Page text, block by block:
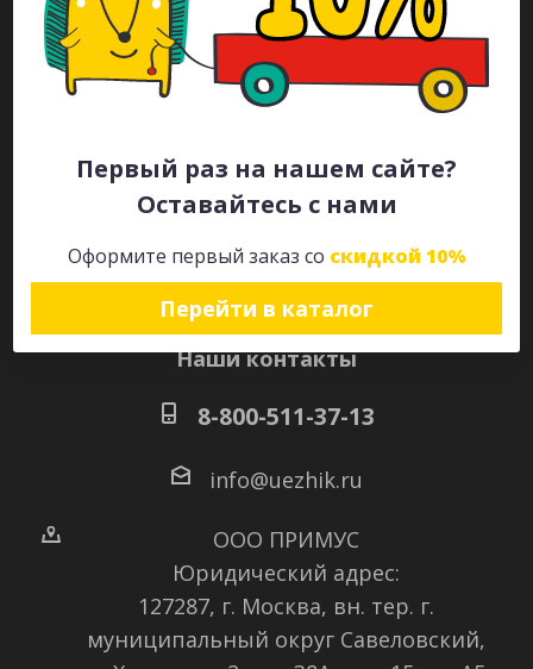
Первый раз на нашем сайте?
Оставайтесь с нами
Оформите первый заказ со скидкой 10%
Перейти в каталог
Каталог
Будьте всегда в курсе!
Наши контакты
8-800-511-37-13
info@uezhik.ru
ООО ПРИМУС
Юридический адрес:
127287, г. Москва, вн. тер. г.
муниципальный округ Савеловский,